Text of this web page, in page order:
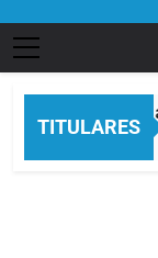
TITULARES
frente al
Atrás